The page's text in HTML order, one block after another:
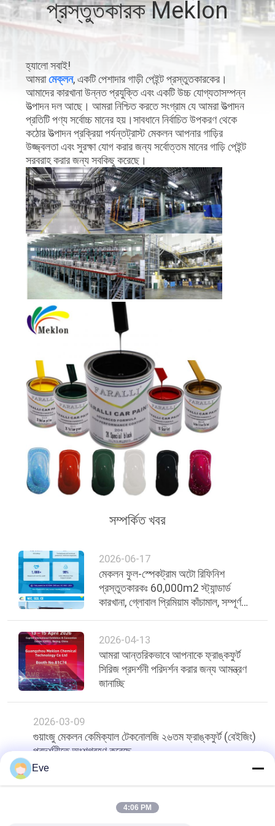
মান
আমাদের
সাথে
যোগাযোগ
করুন
উদ্ধৃতির
জন্য
আবেদন
সাইট
গোপনীয়তা
প্রস্তুতকারক Meklon
হ্যালো সবাই!
আমরামেক্লন, একটি পেশাদার গাড়ী পেইন্ট প্রস্তুতকারকের।
আমাদের কারখানা উন্নত প্রযুক্তি এবং একটি উচ্চ যোগ্যতাসম্পন্ন
উত্পাদন দল আছে। আমরা নিশ্চিত করতে সংগ্রাম যে আমরা উত্পাদন
প্রতিটি পণ্য সর্বোচ্চ মানের হয়।সাবধানে নির্বাচিত উপকরণ থেকে
কঠোর উত্পাদন প্রক্রিয়া পর্যন্তট্রাস্ট মেকলন আপনার গাড়ির
উজ্জ্বলতা এবং সুরক্ষা যোগ করার জন্য সর্বোত্তম মানের গাড়ি পেইন্ট
সরবরাহ করার জন্য সবকিছু করেছে।
সম্পর্কিত খবর
2026-06-17
মেকলন ফুল-স্পেকট্রাম অটো রিফিনিশ
প্রস্তুতকারকঃ 60,000m2 স্ট্যান্ডার্ড
কারখানা, গ্লোবাল প্রিমিয়াম কাঁচামাল, সম্পূর্ণ
2026-04-13
আমরা আন্তরিকভাবে আপনাকে ফ্রাঙ্কফুর্ট
সিরিজ প্রদর্শনী পরিদর্শন করার জন্য আমন্ত্রণ
জানাচ্ছি
2026-03-09
গুয়াংজু মেকলন কেমিক্যাল টেকনোলজি ২৬তম ফ্রাঙ্কফুর্ট (বেইজিং)
প্রদর্শনীতে অংশগ্রহণ করেছে
শীর্ষ
Eve
4:06 PM